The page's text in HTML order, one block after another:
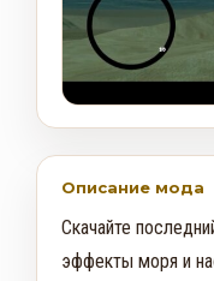
Описание мода
Скачайте
эффекты моря и